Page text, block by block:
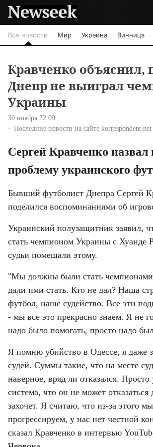
Все новости Мир Украина Винница
Кравченко объяснил,
Днепр не выиграл
Украины
30 ноября 22:09
Последние новости на сайте korrespondent.net
Сергей Кравченко назвал
проблему украинского
Бывший футболист Днепра Сергей
поделился воспоминаниями об
Украинский полузащитник заявил,
стать чемпионом Украины с Хуанде
судьи помешали этому.
"Мы должны были стать
дали ими стать. Кто не дал? Наша
футбол, наше судейство. Все эти
- мы все это прекрасно знаем. Я не
надо было помогать, просто надо
Я помню убийство в Одессе, я даже
судей. Суммы такие, что на месте
наверное, вряд ли отказался. Просто
система, что он не может отказаться
захочет. Я считаю, что из-за этого
прогрессируем, у нас нет честной
сказал Кравченко в интервью